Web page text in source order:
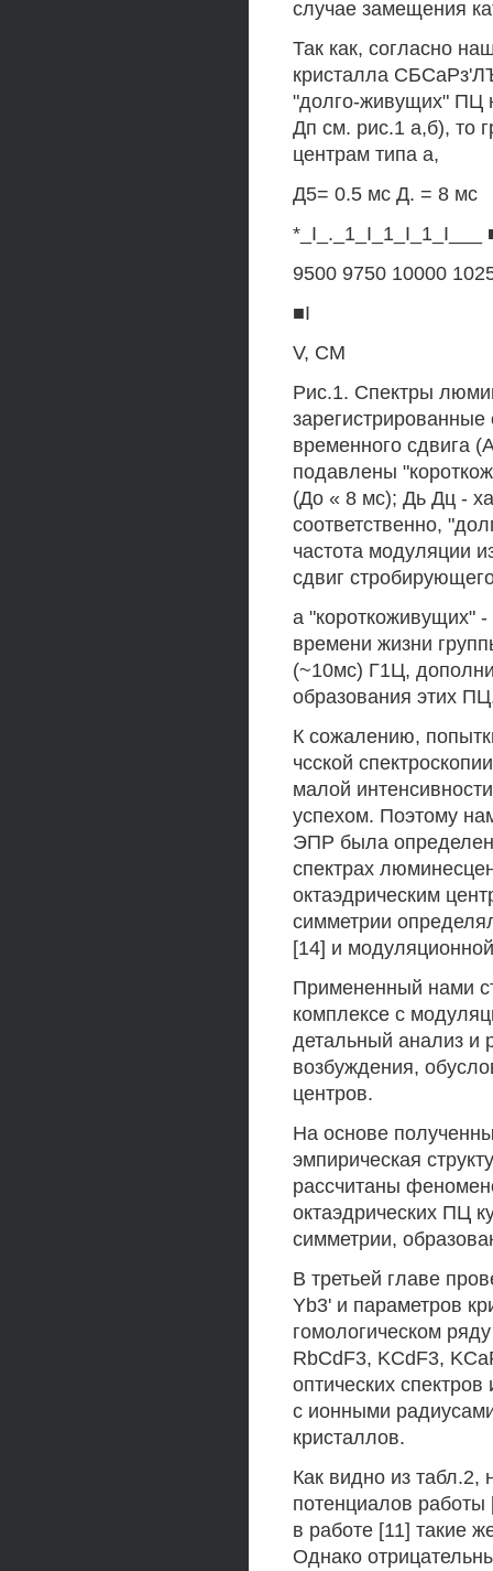
случае замещения
Так как, согласно
кристалла
"долго-живущих" ПЦ
Дп см. рис.1 а,б), то
центрам типа а,
Д5= 0.5 мс Д. = 8 мс
*_I_._1_I_1_I_1_I___
9500 9750 10000
■I
V, СМ
Рис.1. Спектры
временного сдвига
подавлены
(До « 8 мс); Дь Дц -
соответственно,
частота модуляции
сдвиг
а "короткоживущих"
времени жизни
(~10мс) Г1Ц,
образования этих
К сожалению,
чсской
малой
успехом. Поэтому
ЭПР была
спектрах
октаэдрическим
симметрии
[14] и
Примененный нами
комплексе с
детальный анализ и
возбуждения,
центров.
На основе
эмпирическая
рассчитаны
октаэдрических ПЦ
симметрии,
В третьей главе
Yb3' и параметров
гомологическом
RbCdF3, KCdF3,
оптических
с ионными
кристаллов.
Как видно из
потенциалов
в работе [11] такие
Однако